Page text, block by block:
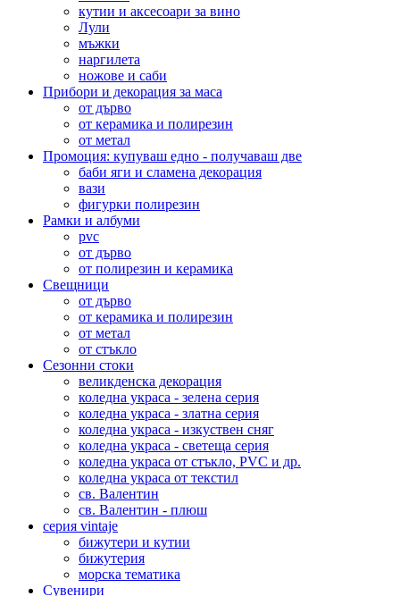
кутии и аксесоари за вино
Лули
мъжки
наргилета
ножове и саби
Прибори и декорация за маса
от дърво
от керамика и полирезин
от метал
Промоция: купуваш едно - получаваш две
баби яги и сламена декорация
вази
фигурки полирезин
Рамки и албуми
pvc
от дърво
от полирезин и керамика
Свещници
от дърво
от керамика и полирезин
от метал
от стъкло
Сезонни стоки
великденска декорация
коледна украса - зелена серия
коледна украса - златна серия
коледна украса - изкуствен сняг
коледна украса - светеща серия
коледна украса от стъкло, PVC и др.
коледна украса от текстил
св. Валентин
св. Валентин - плюш
серия vintaje
бижутери и кутии
бижутерия
морска тематика
Сувенири